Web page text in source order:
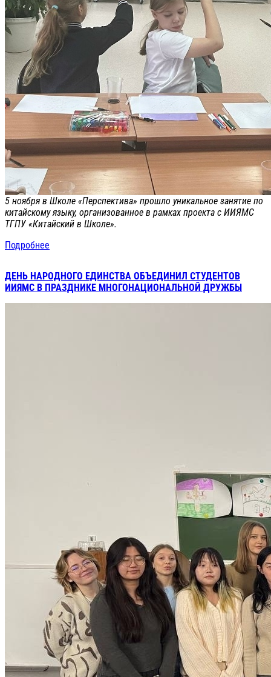
5 ноября в Школе «Перспектива» прошло уникальное занятие по
китайскому языку, организованное в рамках проекта с ИИЯМС
ТГПУ «Китайский в Школе».
Подробнее
ДЕНЬ НАРОДНОГО ЕДИНСТВА ОБЪЕДИНИЛ СТУДЕНТОВ
ИИЯМС В ПРАЗДНИКЕ МНОГОНАЦИОНАЛЬНОЙ ДРУЖБЫ